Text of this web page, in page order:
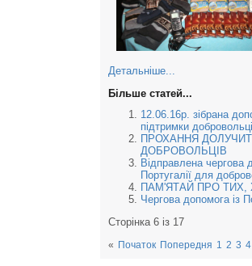
Детальніше...
Більше статей...
12.06.16р. зібрана
підтримки
ПРОХАННЯ
ДОБРОВОЛЬЦІВ
Відправлена чергова
Португалії для
ПАМ'ЯТАЙ ПРО ТИХ,
Чергова допомога із
Сторінка 6 із 17
« Початок Попередня 1 2 3 4